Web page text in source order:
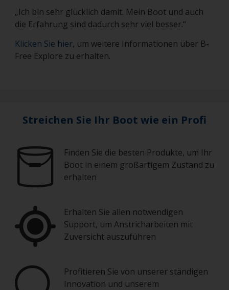
„Ich bin sehr glücklich damit. Mein Boot und auch
die Erfahrung sind dadurch sehr viel besser.“
Klicken Sie hier, um weitere Informationen über B-
Free Explore zu erhalten.
Streichen Sie Ihr Boot wie ein Profi
Finden Sie die besten Produkte, um Ihr
Boot in einem großartigem Zustand zu
erhalten
Erhalten Sie allen notwendigen
Support, um Anstricharbeiten mit
Zuversicht auszuführen
Profitieren Sie von unserer ständigen
Innovation und unserem